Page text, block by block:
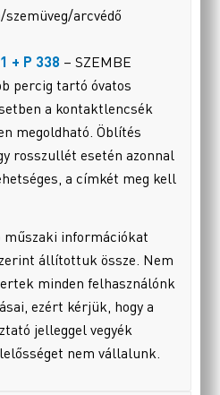
szemüveg/arcvédő
P 338 – SZEMBE
percig tartó óvatos
a kontaktlencsék
megoldható. Öblítés
rosszullét esetén azonnal
a címkét meg kell
információkat
állítottuk össze. Nem
minden felhasználónk
ezért kérjük, hogy a
jelleggel vegyék
nem vállalunk.